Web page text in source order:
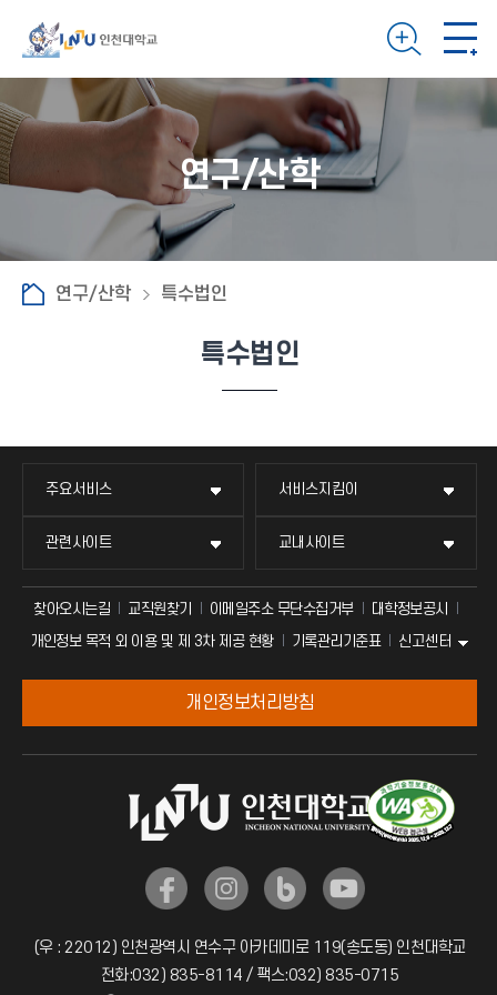
연구/산학
연구/산학 특수법인
특수법인
주요서비스 서비스지킴이
관련사이트 교내사이트
찾아오시는길 교직원찾기 이메일주소 무단수집거부
대학정보공시
개인정보 목적 외 이용 및 제 3차 제공 현황
기록관리기준표 신고센터
개인정보처리방침
(우 : 22012) 인천광역시 연수구 아카데미로 119(송도동) 인천대학교
전화:032) 835-8114 / 팩스:032) 835-0715